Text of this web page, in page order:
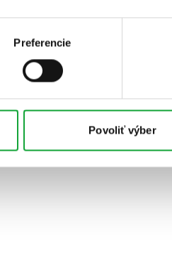
Preferencie
Povoliť výber